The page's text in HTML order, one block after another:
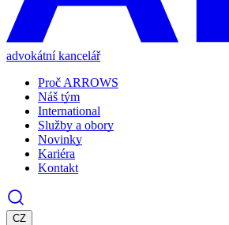
advokátní kancelář
Proč ARROWS
Náš tým
International
Služby a obory
Novinky
Kariéra
Kontakt
CZ